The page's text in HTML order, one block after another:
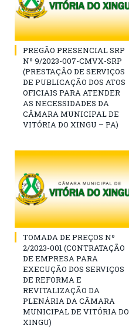
PREGÃO PRESENCIAL SRP
Nº 9/2023-007-CMVX-SRP
(PRESTAÇÃO DE SERVIÇOS
DE PUBLICAÇÃO DOS ATOS
OFICIAIS PARA ATENDER
AS NECESSIDADES DA
CÂMARA MUNICIPAL DE
VITÓRIA DO XINGU – PA)
TOMADA DE PREÇOS Nº
2/2023-001 (CONTRATAÇÃO
DE EMPRESA PARA
EXECUÇÃO DOS SERVIÇOS
DE REFORMA E
REVITALIZAÇÃO DA
PLENÁRIA DA CÂMARA
MUNICIPAL DE VITÓRIA DO
XINGU)